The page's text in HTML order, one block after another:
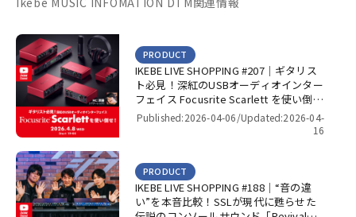
IKEBE LIVE SHOPPING #207｜ギタリス
ト必見！深紅のUSBオーディオインター
フェイス Focusrite Scarlett を使い倒
せ！【presented by パワーレック】
PRODUCT
Published:2026-04-06/Updated:2026-04-
16
IKEBE LIVE SHOPPING #188｜“音の違
い”を本音比較！SSLが現代に甦らせた
PRODUCT